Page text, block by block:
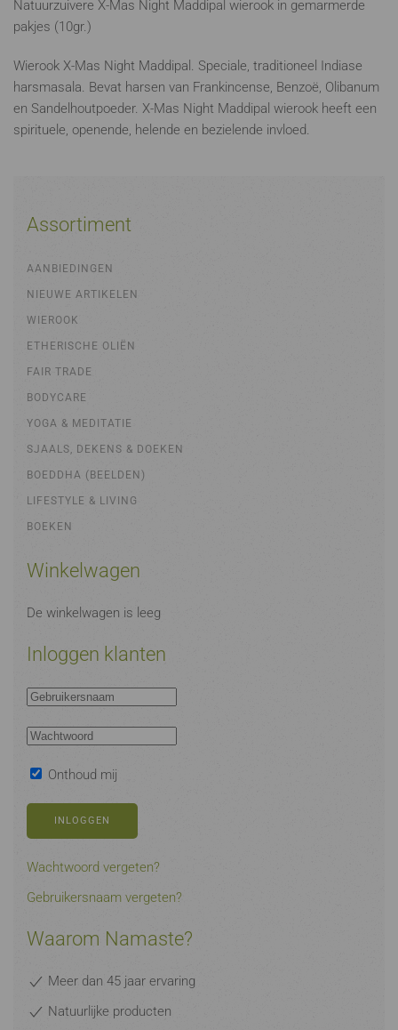
Natuurzuivere X-Mas Night Maddipal wierook in gemarmerde
pakjes (10gr.)
Wierook X-Mas Night Maddipal. Speciale, traditioneel Indiase
harsmasala. Bevat harsen van Frankincense, Benzoë, Olibanum
en Sandelhoutpoeder. X-Mas Night Maddipal wierook heeft een
spirituele, openende, helende en bezielende invloed.
Assortiment
AANBIEDINGEN
NIEUWE ARTIKELEN
WIEROOK
ETHERISCHE OLIËN
FAIR TRADE
BODYCARE
YOGA & MEDITATIE
SJAALS, DEKENS & DOEKEN
BOEDDHA (BEELDEN)
LIFESTYLE & LIVING
BOEKEN
Winkelwagen
De winkelwagen is leeg
Inloggen klanten
Onthoud mij
INLOGGEN
Wachtwoord vergeten?
Gebruikersnaam vergeten?
Waarom Namaste?
Meer dan 45 jaar ervaring
Natuurlijke producten